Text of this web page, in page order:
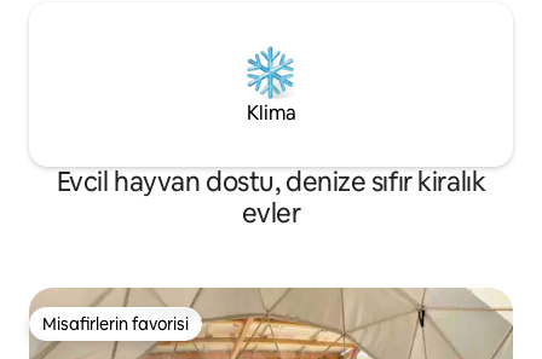
Klima
Evcil hayvan dostu, denize sıfır kiralık
evler
Misafirlerin favorisi
Misafirlerin favorisi